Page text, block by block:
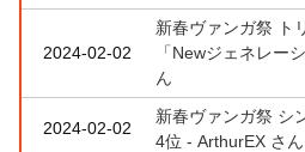
2024-02-02
新春ヴァンガ祭 ト
「Newジェネレー
ん
2024-02-02
新春ヴァンガ祭 シ
4位 - ArthurEX さん